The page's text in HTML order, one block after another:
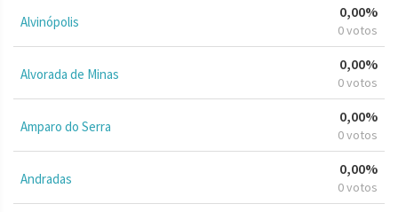
Alvinópolis
0,00%
0 votos
Alvorada de Minas
0,00%
0 votos
Amparo do Serra
0,00%
0 votos
Andradas
0,00%
0 votos